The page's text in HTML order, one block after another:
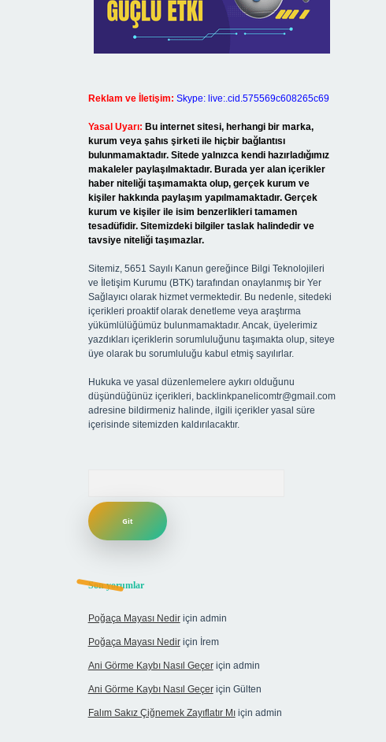
Reklam ve İletişim: Skype: live:.cid.575569c608265c69
Yasal Uyarı: Bu internet sitesi, herhangi bir marka,
kurum veya şahıs şirketi ile hiçbir bağlantısı
bulunmamaktadır. Sitede yalnızca kendi hazırladığımız
makaleler paylaşılmaktadır. Burada yer alan içerikler
haber niteliği taşımamakta olup, gerçek kurum ve
kişiler hakkında paylaşım yapılmamaktadır. Gerçek
kurum ve kişiler ile isim benzerlikleri tamamen
tesadüfidir. Sitemizdeki bilgiler taslak halindedir ve
tavsiye niteliği taşımazlar.
Sitemiz, 5651 Sayılı Kanun gereğince Bilgi Teknolojileri
ve İletişim Kurumu (BTK) tarafından onaylanmış bir Yer
Sağlayıcı olarak hizmet vermektedir. Bu nedenle, sitedeki
içerikleri proaktif olarak denetleme veya araştırma
yükümlülüğümüz bulunmamaktadır. Ancak, üyelerimiz
yazdıkları içeriklerin sorumluluğunu taşımakta olup, siteye
üye olarak bu sorumluluğu kabul etmiş sayılırlar.
Hukuka ve yasal düzenlemelere aykırı olduğunu
düşündüğünüz içerikleri, backlinkpanelicomtr@gmail.com
adresine bildirmeniz halinde, ilgili içerikler yasal süre
içerisinde sitemizden kaldırılacaktır.
Son yorumlar
Poğaça Mayası Nediriçin admin
Poğaça Mayası Nediriçin İrem
Ani Görme Kaybı Nasıl Geçeriçin admin
Ani Görme Kaybı Nasıl Geçeriçin Gülten
Falım Sakız Çiğnemek Zayıflatır Mıiçin admin